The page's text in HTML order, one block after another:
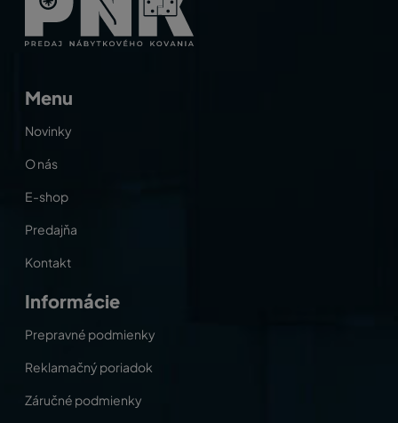
Menu
Novinky
O nás
E-shop
Predajňa
Kontakt
Informácie
Prepravné podmienky
Reklamačný poriadok
Záručné podmienky